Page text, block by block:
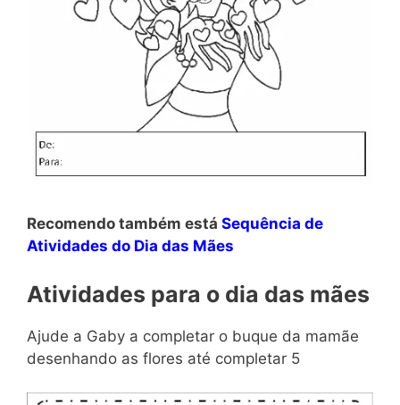
Recomendo também está Sequência de
Atividades do Dia das Mães
Atividades para o dia das mães
Ajude a Gaby a completar o buque da mamãe
desenhando as flores até completar 5